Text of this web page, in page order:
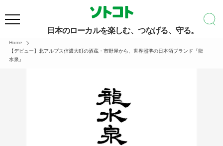
日本のローカルを楽しむ、つなげる、守る。
Home
【デビュー】北アルプス信濃大町の酒蔵・市野屋から、世界照準の日本酒ブランド『龍
水泉』